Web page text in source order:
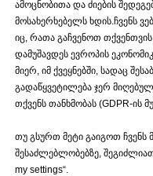
ამოცნობითა და ძიების
მოსახერხებელს ხდის.ჩვენს
იც, რათა გაჩვენოთ
დამუშავდეს ევროპის
მიერ, იმ ქვეყნებში, სადაც
გადაწყვეტილება ჯერ
თქვენს თანხმობას (GDPR-ის
თუ გსურთ მეტი გაიგოთ ჩვენს
შესაძლებლობებზე,
my settings“.